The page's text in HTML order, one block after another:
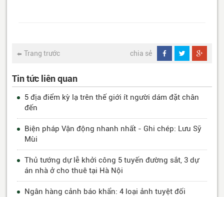
Trang trước chia sẻ
Tin tức liên quan
5 địa điểm kỳ lạ trên thế giới ít người dám đặt chân
đến
Biện pháp Vận động nhanh nhất - Ghi chép: Lưu Sỹ
Mùi
Thủ tướng dự lễ khởi công 5 tuyến đường sắt, 3 dự
án nhà ở cho thuê tại Hà Nội
Ngân hàng cảnh báo khẩn: 4 loại ảnh tuyệt đối